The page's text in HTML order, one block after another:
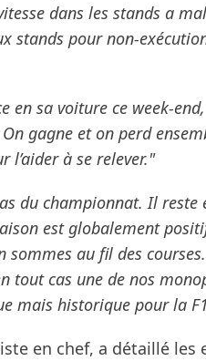
dans les stands a
stands pour non-
en sa voiture ce week-
gagne et on perd
l’aider à se relever."
du championnat. Il reste
est globalement
sommes au fil des
tout cas une de nos
mais historique pour la
en chef, a détaillé les